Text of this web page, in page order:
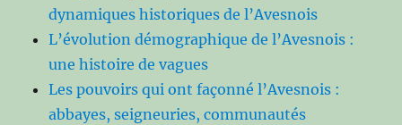
dynamiques historiques de l’Avesnois
L’évolution démographique de l’Avesnois :
une histoire de vagues
Les pouvoirs qui ont façonné l’Avesnois :
abbayes, seigneuries, communautés